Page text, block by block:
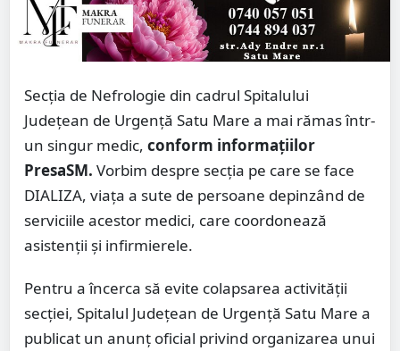
Secția de Nefrologie din cadrul Spitalului
Județean de Urgență Satu Mare a mai rămas într-
un singur medic, conform informațiilor
PresaSM. Vorbim despre secția pe care se face
DIALIZA, viața a sute de persoane depinzând de
serviciile acestor medici, care coordonează
asistenții și infirmierele.
Pentru a încerca să evite colapsarea activității
secției, Spitalul Județean de Urgență Satu Mare a
publicat un anunț oficial privind organizarea unui